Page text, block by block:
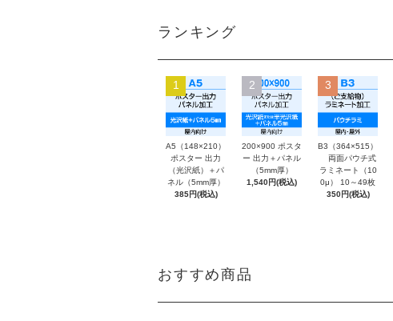
ランキング
1
A5（148×210）
ポスター 出力
（光沢紙）＋パ
ネル（5mm厚）
385円(税込)
2
200×900 ポスタ
ー 出力＋パネル
（5mm厚）
1,540円(税込)
3
B3（364×515）
両面パウチ式
ラミネート（10
0μ） 10～49枚
350円(税込)
おすすめ商品